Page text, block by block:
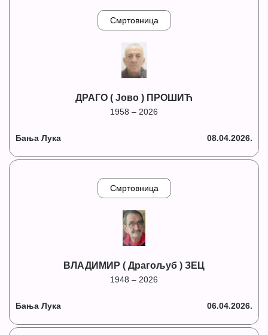
Смртовница
ДРАГО ( Јово ) ПРОШИЋ
1958 – 2026
Бања Лука 08.04.2026.
Смртовница
ВЛАДИМИР ( Драгољуб ) ЗЕЦ
1948 – 2026
Бања Лука 06.04.2026.